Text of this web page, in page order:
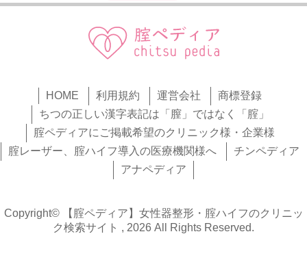
HOME 利用規約 運営会社
商標登録
ちつの正しい漢字表記は「膣」ではなく「腟」
腟ペディアにご掲載希望のクリニック様・企業様
腟レーザー、腟ハイフ導入の医療機関様へ
チンペディア
アナペディア
Copyright© 【腟ペディア】女性器整形・腟ハイフのクリニッ
ク検索サイト , 2026 All Rights Reserved.